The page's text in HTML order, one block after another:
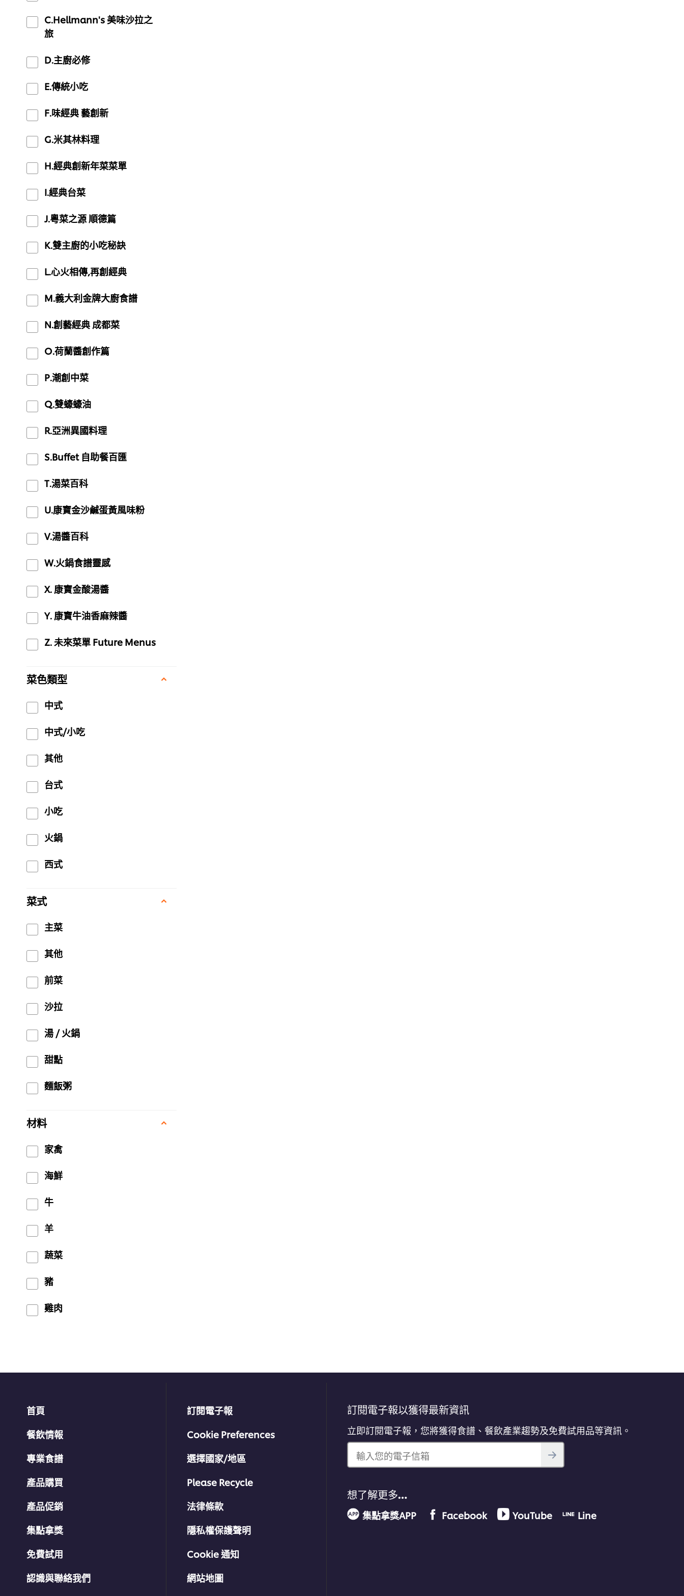
C.Hellmann's 美味沙拉之
旅
D.主廚必修
E.傳統小吃
F.味經典 藝創新
G.米其林料理
H.經典創新年菜菜單
I.經典台菜
J.粵菜之源 順德篇
K.雙主廚的小吃秘訣
L.心火相傳,再創經典
M.義大利金牌大廚食譜
N.創藝經典 成都菜
O.荷蘭醬創作篇
P.潮創中菜
Q.雙蠔蠔油
R.亞洲異國料理
S.Buffet 自助餐百匯
T.湯菜百科
U.康寶金沙鹹蛋黃風味粉
V.湯醬百科
W.火鍋食譜靈感
X. 康寶金酸湯醬
Y. 康寶牛油香麻辣醬
Z. 未來菜單 Future Menus
菜色類型
中式
中式/小吃
其他
台式
小吃
火鍋
西式
菜式
主菜
其他
前菜
沙拉
湯 / 火鍋
甜點
麵飯粥
材料
家禽
海鮮
牛
羊
蔬菜
豬
雞肉
首頁
餐飲情報
專業食譜
產品購買
產品促銷
集點拿獎
免費試用
認識與聯絡我們
訂閱電子報
Cookie Preferences
選擇國家/地區
Please Recycle
法律條款
隱私權保護聲明
Cookie 通知
網站地圖
訂閱電子報以獲得最新資訊
立即訂閱電子報，您將獲得食譜、餐飲產業趨勢及免費試用品等資訊。
輸入您的電子信箱
想了解更多…
集點拿獎APP Facebook YouTube Line